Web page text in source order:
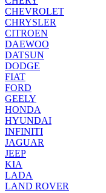
CHEVROLET
CHRYSLER
CITROEN
DAEWOO
DATSUN
DODGE
FIAT
FORD
GEELY
HONDA
HYUNDAI
INFINITI
JAGUAR
JEEP
KIA
LADA
LAND ROVER